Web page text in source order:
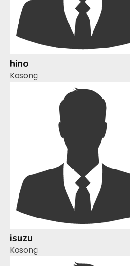
hino
Kosong
isuzu
Kosong